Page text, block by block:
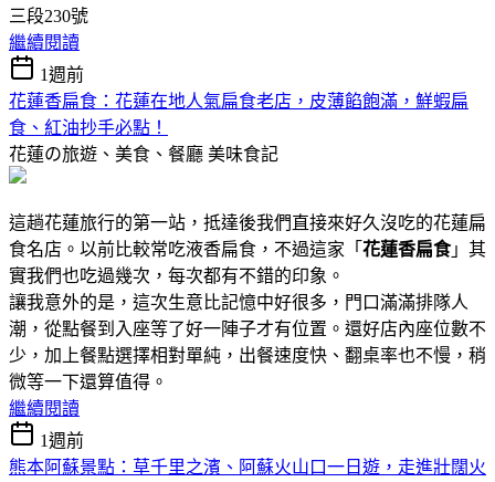
三段230號
繼續閱讀
1週前
花蓮香扁食：花蓮在地人氣扁食老店，皮薄餡飽滿，鮮蝦扁
食、紅油抄手必點！
花蓮の旅遊、美食、餐廳 美味食記
這趟花蓮旅行的第一站，抵達後我們直接來好久沒吃的花蓮扁
食名店。以前比較常吃液香扁食，不過這家「 花蓮香扁食」其
實我們也吃過幾次，每次都有不錯的印象。
讓我意外的是，這次生意比記憶中好很多，門口滿滿排隊人
潮，從點餐到入座等了好一陣子才有位置。還好店內座位數不
少，加上餐點選擇相對單純，出餐速度快、翻桌率也不慢，稍
微等一下還算值得。
繼續閱讀
1週前
熊本阿蘇景點：草千里之濱、阿蘇火山口一日遊，走進壯闊火